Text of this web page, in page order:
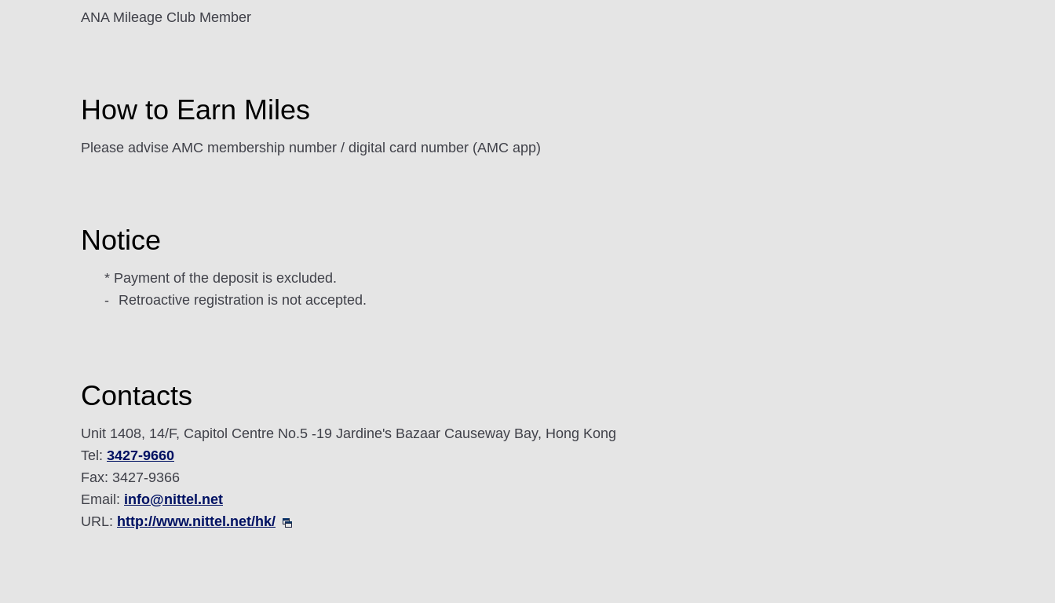
ANA Mileage Club Member
How to Earn Miles
Please advise AMC membership number / digital card number (AMC app)
Notice
* Payment of the deposit is excluded.
Retroactive registration is not accepted.
Contacts
Unit 1408, 14/F, Capitol Centre No.5 -19 Jardine's Bazaar Causeway Bay, Hong Kong
Tel: 3427-9660
Fax: 3427-9366
Email: info@nittel.net
URL: http://www.nittel.net/hk/